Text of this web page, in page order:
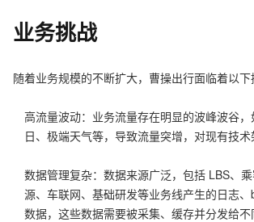
业务挑战
随着业务规模的不断扩大，曹操出行面临着以下
高流量波动：业务流量存在明显的波峰波谷
日、极端天气等，导致流量突增，对现有技术
数据管理复杂：数据来源广泛，包括 LBS、
源、车联网、基础研发等业务线产生的日志
数据，这些数据需要被采集、缓存并分发给